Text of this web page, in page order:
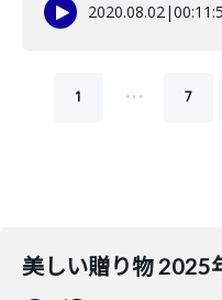
2020.08.02|
1 … 7
美しい贈り物 2025